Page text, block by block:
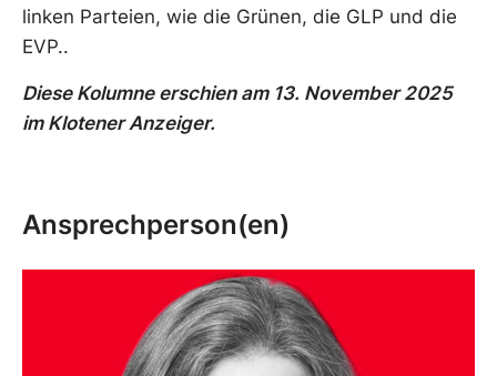
linken Parteien, wie die Grünen, die GLP und die
EVP..
Diese Kolumne erschien am 13. November 2025
im Klotener Anzeiger.
Ansprechperson(en)